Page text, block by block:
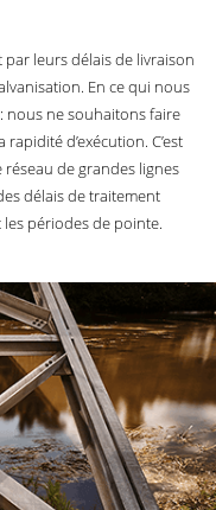
leurs délais de livraison
En ce qui nous
nous ne souhaitons faire
d’exécution. C’est
de grandes lignes
délais de traitement
périodes de pointe.